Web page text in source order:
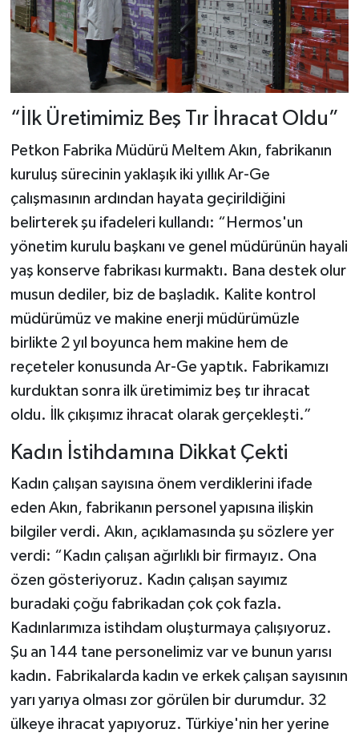
“İlk Üretimimiz Beş Tır İhracat Oldu”
Petkon Fabrika Müdürü Meltem Akın, fabrikanın
kuruluş sürecinin yaklaşık iki yıllık Ar-Ge
çalışmasının ardından hayata geçirildiğini
belirterek şu ifadeleri kullandı: “Hermos'un
yönetim kurulu başkanı ve genel müdürünün hayali
yaş konserve fabrikası kurmaktı. Bana destek olur
musun dediler, biz de başladık. Kalite kontrol
müdürümüz ve makine enerji müdürümüzle
birlikte 2 yıl boyunca hem makine hem de
reçeteler konusunda Ar-Ge yaptık. Fabrikamızı
kurduktan sonra ilk üretimimiz beş tır ihracat
oldu. İlk çıkışımız ihracat olarak gerçekleşti.”
Kadın İstihdamına Dikkat Çekti
Kadın çalışan sayısına önem verdiklerini ifade
eden Akın, fabrikanın personel yapısına ilişkin
bilgiler verdi. Akın, açıklamasında şu sözlere yer
verdi: “Kadın çalışan ağırlıklı bir firmayız. Ona
özen gösteriyoruz. Kadın çalışan sayımız
buradaki çoğu fabrikadan çok çok fazla.
Kadınlarımıza istihdam oluşturmaya çalışıyoruz.
Şu an 144 tane personelimiz var ve bunun yarısı
kadın. Fabrikalarda kadın ve erkek çalışan sayısının
yarı yarıya olması zor görülen bir durumdur. 32
ülkeye ihracat yapıyoruz. Türkiye'nin her yerine